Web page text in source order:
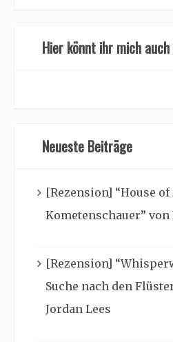
Hier könnt ihr mich
Neueste Beiträge
[Rezension] “House of
Kometenschauer”
[Rezension]
Suche nach den
Jordan Lees